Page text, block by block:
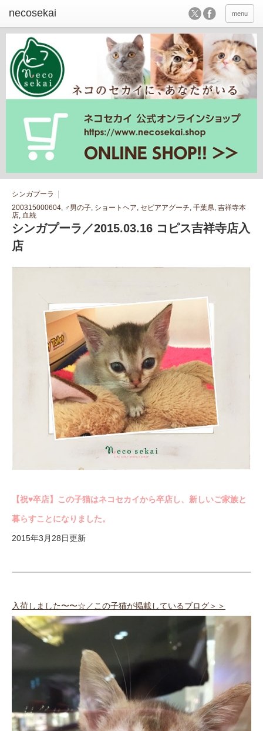
menu
シンガプーラ
200315000604, ♂男の子, ショートヘア, セピアアグーチ, 千葉県, 吉祥寺本
店, 血統
シンガプーラ／2015.03.16 コピス吉祥寺店入
店
【祝♥︎卒店】この子猫はネコセカイから卒店し、新しいご家族と
暮らすことになりました。
2015年3月28日更新
入荷しました〜〜☆／この子猫が掲載しているブログ＞＞